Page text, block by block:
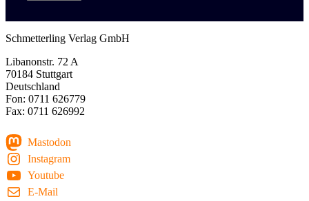
Schmetterling Verlag GmbH
Libanonstr. 72 A
70184 Stuttgart
Deutschland
Fon: 0711 626779
Fax: 0711 626992
Mastodon
Instagram
Youtube
E-Mail